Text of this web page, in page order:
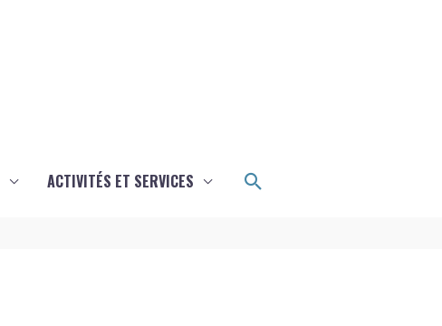
ACTIVITÉS ET SERVICES Rechercher